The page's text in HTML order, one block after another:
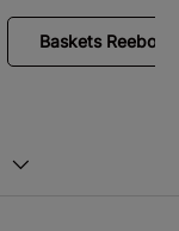
Baskets Reebok